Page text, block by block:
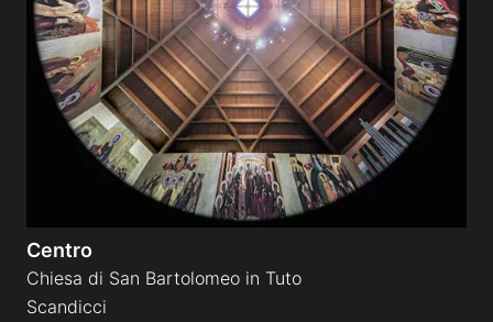
Centro
Chiesa di San Bartolomeo in Tuto
Scandicci